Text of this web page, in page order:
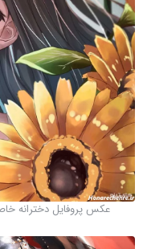
عکس پروفایل دخترانه